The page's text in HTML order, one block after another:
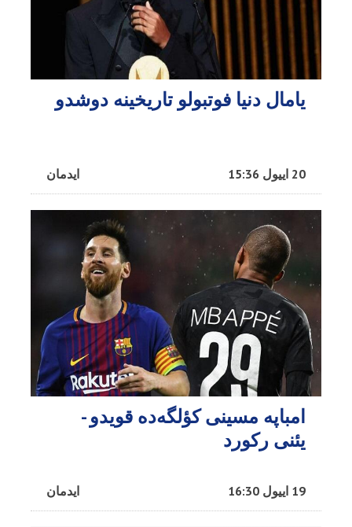
یامال دنیا فوتبولو تاریخینه دوشدو
ایدمان 20 اییول 15:36
امباپه مسینی کؤلگه‌ده قویدو -
یئنی رکورد
ایدمان 19 اییول 16:30